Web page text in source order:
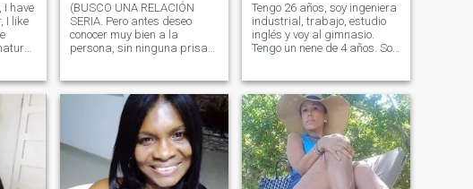
I have
I like
tengo
me
(BUSCO UNA RELACIÓN
SERIA. Pero antes deseo
conocer muy bien a la
persona, sin ninguna prisa).
honesta e inteligente. ME
ENCANTA ATENDER A MI
PAREJA COMO UN REY,
ESTO, NO SIGNIFICA SER
SIRVIENTA. ESTO, SIGNIFICA
QUE A QUIEN AMO, ME
ENCANTA, HACERLO SENTIR
DIA TRAS DIA, COMO EL REY
Tengo 26 años, soy ingeniera
industrial, trabajo, estudio
inglés y voy al gimnasio.
Tengo un nene de 4 años. Soy
la playa, salir de paseo o
estar en casa con mi familia.
No soy sumisa pero sé
adaptarme. Puedo ser mujer
de tacones altos, así como de
zapatos bajos. amante de la
vida y de los buenos
momentos. El tiempo vale oro.